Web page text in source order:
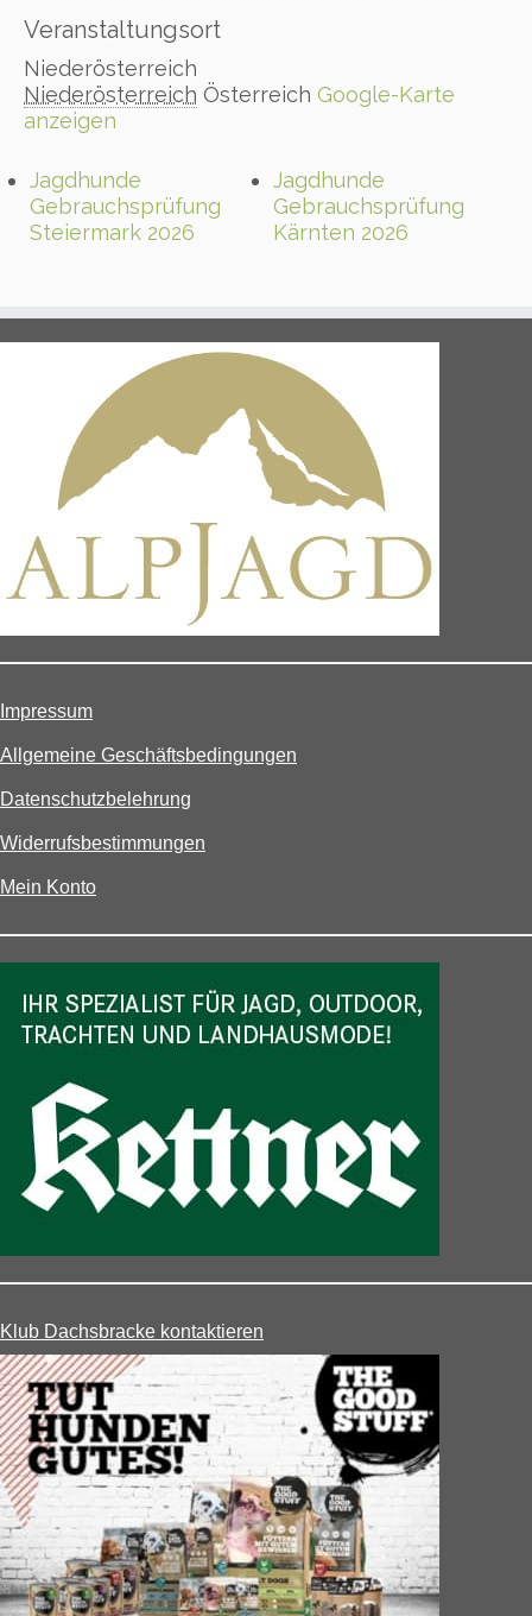
Veranstaltungsort
Niederösterreich
Niederösterreich Österreich Google-Karte
anzeigen
Jagdhunde
Gebrauchsprüfung
Steiermark 2026
Jagdhunde
Gebrauchsprüfung
Kärnten 2026
Impressum
Allgemeine Geschäftsbedingungen
Datenschutzbelehrung
Widerrufsbestimmungen
Mein Konto
Klub Dachsbracke kontaktieren